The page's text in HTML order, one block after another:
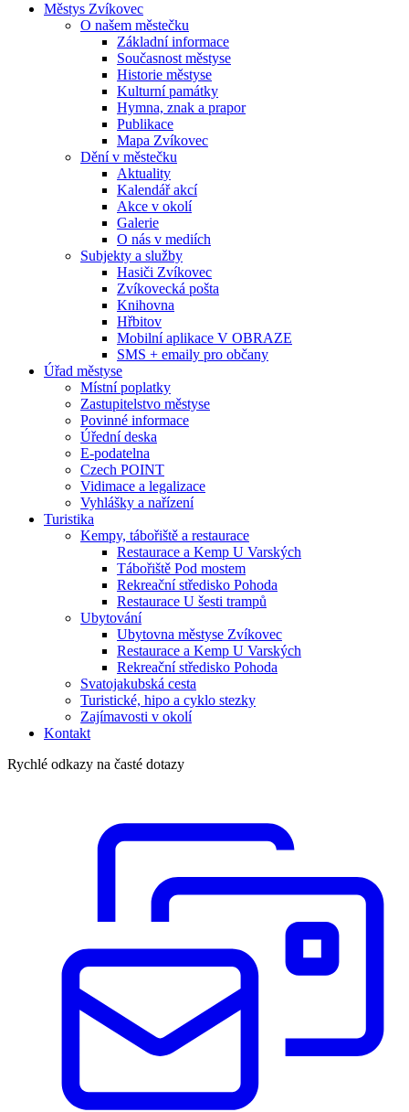
Městys Zvíkovec
O našem městečku
Základní informace
Současnost městyse
Historie městyse
Kulturní památky
Hymna, znak a prapor
Publikace
Mapa Zvíkovec
Dění v městečku
Aktuality
Kalendář akcí
Akce v okolí
Galerie
O nás v mediích
Subjekty a služby
Hasiči Zvíkovec
Zvíkovecká pošta
Knihovna
Hřbitov
Mobilní aplikace V OBRAZE
SMS + emaily pro občany
Úřad městyse
Místní poplatky
Zastupitelstvo městyse
Povinné informace
Úřední deska
E-podatelna
Czech POINT
Vidimace a legalizace
Vyhlášky a nařízení
Turistika
Kempy, tábořiště a restaurace
Restaurace a Kemp U Varských
Tábořiště Pod mostem
Rekreační středisko Pohoda
Restaurace U šesti trampů
Ubytování
Ubytovna městyse Zvíkovec
Restaurace a Kemp U Varských
Rekreační středisko Pohoda
Svatojakubská cesta
Turistické, hipo a cyklo stezky
Zajímavosti v okolí
Kontakt
Rychlé odkazy na časté dotazy